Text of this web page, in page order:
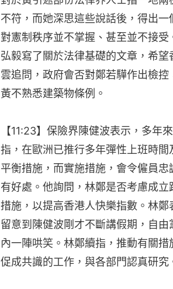
不符，而她深思這些說話後，得出
對憲制秩序並不掌握、甚至並不接
弘毅寫了關於法律基礎的文章，希
雲追問，政府會否對鄭若驊作出檢
黃不熟悉建築物條例。
【11:23】保險界陳健波表示，多年
指，在歐洲已推行多年彈性上班時
平衡措施，而實施措施，會令僱員
有好處。他詢問，林鄭是否考慮成
措施，以提高香港人快樂指數。林
留意到陳健波剛才不斷講假期，自
內一陣哄笑。林鄭續指，推動有關
促成共識的工作，與各部門認真研究